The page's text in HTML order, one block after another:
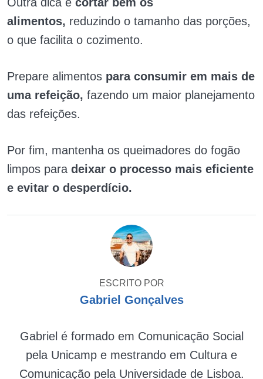
alimentos, reduzindo o tamanho das porções,
o que facilita o cozimento.
Prepare alimentos para consumir em mais de
uma refeição, fazendo um maior planejamento
das refeições.
Por fim, mantenha os queimadores do fogão
limpos para deixar o processo mais eficiente
e evitar o desperdício.
ESCRITO POR
Gabriel Gonçalves
Gabriel é formado em Comunicação Social
pela Unicamp e mestrando em Cultura e
Comunicação pela Universidade de Lisboa.